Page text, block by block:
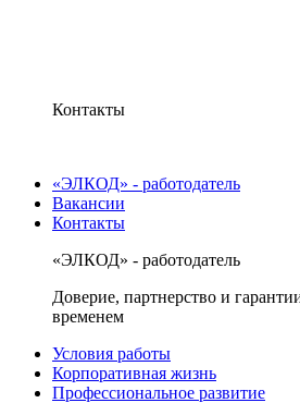
Контакты
«ЭЛКОД» - работодатель
Вакансии
Контакты
«ЭЛКОД» - работодатель
Доверие, партнерство и
временем
Условия работы
Корпоративная жизнь
Профессиональное развитие